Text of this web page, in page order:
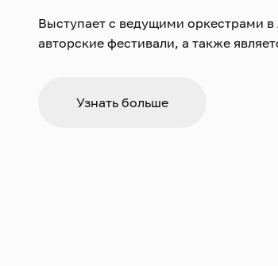
Выступает с ведущими оркестрами
авторские фестивали, а также
(2016).Узнать больше